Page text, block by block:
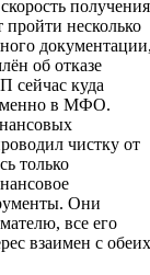
получения
пройти несколько
об отказе
сейчас куда
в МФО.
чистку от
только
Они
все его
взаимен с обеих